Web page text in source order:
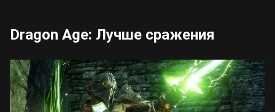
Dragon Age: Лучше сражения